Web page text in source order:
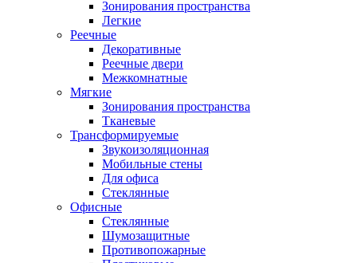
Зонирования пространства
Легкие
Реечные
Декоративные
Реечные двери
Межкомнатные
Мягкие
Зонирования пространства
Тканевые
Трансформируемые
Звукоизоляционная
Мобильные стены
Для офиса
Стеклянные
Офисные
Стеклянные
Шумозащитные
Противопожарные